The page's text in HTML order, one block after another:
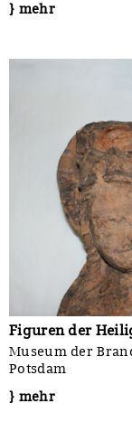
} mehr
Figuren der
Museum der
Potsdam
} mehr